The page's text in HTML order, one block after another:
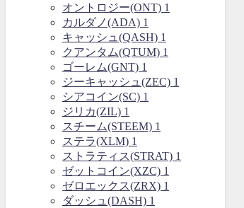
オントロジー(ONT) 1
カルダノ(ADA) 1
キャッシュ(QASH) 1
クアンタム(QTUM) 1
ゴーレム(GNT) 1
ジーキャッシュ(ZEC) 1
シアコイン(SC) 1
ジリカ(ZIL) 1
スチーム(STEEM) 1
ステラ(XLM) 1
ストラティス(STRAT) 1
ゼットコイン(XZC) 1
ゼロエックス(ZRX) 1
ダッシュ(DASH) 1